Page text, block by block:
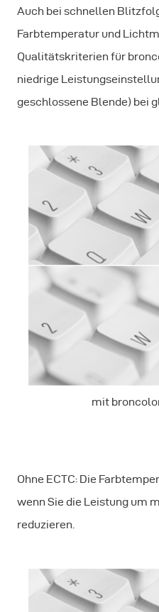
Auch bei schnellen
Farbtemperatur und
Qualitätskriterien für
niedrige
geschlossene Blende) bei
mit
Ohne ECTC: Die
wenn Sie die Leistung um
reduzieren.